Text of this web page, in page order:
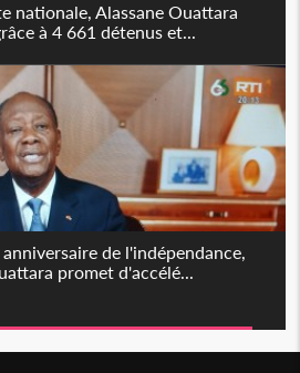
nationale, Alassane Ouattara
à 4 661 détenus et...
de l'indépendance,
promet d'accélé...